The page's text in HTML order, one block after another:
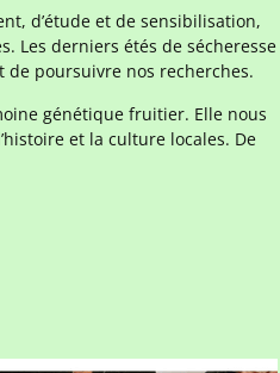
d’étude et de sensibilisation,
Les derniers étés de sécheresse
de poursuivre nos recherches.
génétique fruitier. Elle nous
et la culture locales. De